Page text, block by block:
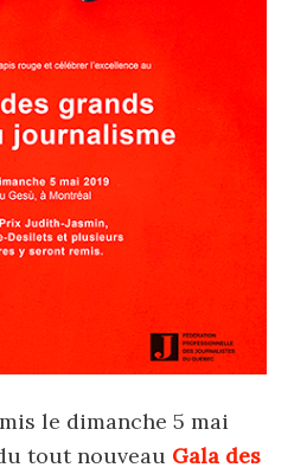
le dimanche 5 mai
tout nouveau Gala des